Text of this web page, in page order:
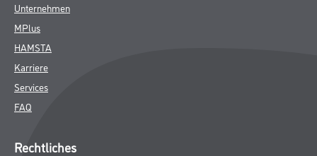
Unternehmen
MPlus
HAMSTA
Karriere
Services
FAQ
Rechtliches